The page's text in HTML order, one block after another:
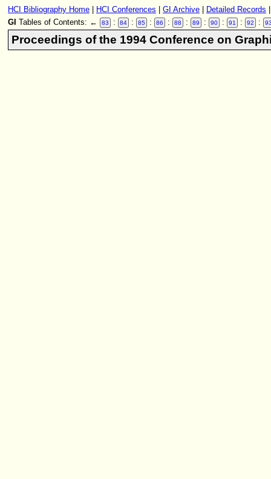
HCI Bibliography Home HCI Conferences GI Archive Detailed Records
GI Tables of Contents: ← 83 : 84 : 85 : 86 : 88 : 89 : 90 : 91 : 92 :
Proceedings of the 1994 Conference on